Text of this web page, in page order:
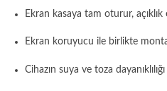
Ekran kasaya tam oturur, açıklık
Ekran koruyucu ile birlikte
Cihazın suya ve toza